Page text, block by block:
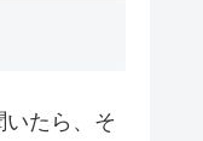
いたら、そ